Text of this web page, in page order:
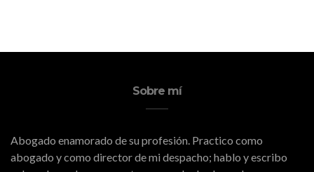
Sobre mí
Abogado enamorado de su profesión. Practico como
abogado y como director de mi despacho; hablo y escribo